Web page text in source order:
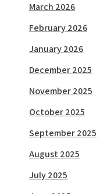
March 2026
February 2026
January 2026
December 2025
November 2025
October 2025
September 2025
August 2025
July 2025